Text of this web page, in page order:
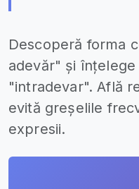
Descoperă forma
adevăr" și
"intradevar". Află
evită greșelile
expresii.